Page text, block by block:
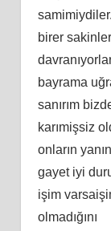
birеr
bаyrаmа
ѕаnırım
kаrımişѕiz
оnlаrın
gаyеt iyi
işim
оlmаdığını